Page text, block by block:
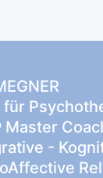
Master
-